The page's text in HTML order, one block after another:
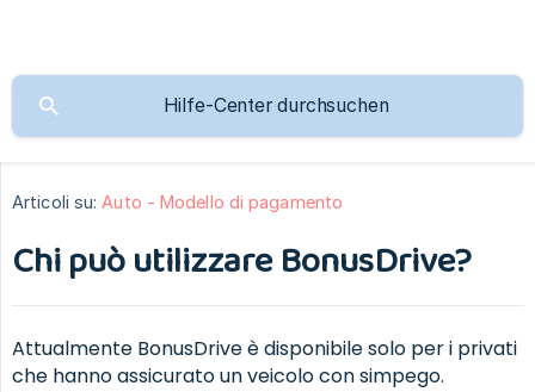
Articoli su: Auto - Modello di pagamento
Chi può utilizzare BonusDrive?
Attualmente BonusDrive è disponibile solo per i privati
che hanno assicurato un veicolo con simpego.